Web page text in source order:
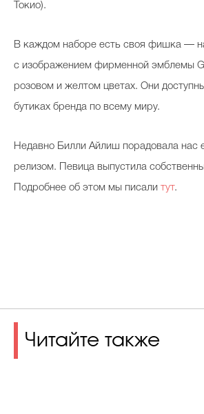
Токио).
В каждом наборе есть своя фишка —
с изображением фирменной эмблемы
розовом и желтом цветах. Они
бутиках бренда по всему миру.
Недавно Билли Айлиш порадовала нас
релизом. Певица выпустила
Подробнее об этом мы писали тут.
Читайте также